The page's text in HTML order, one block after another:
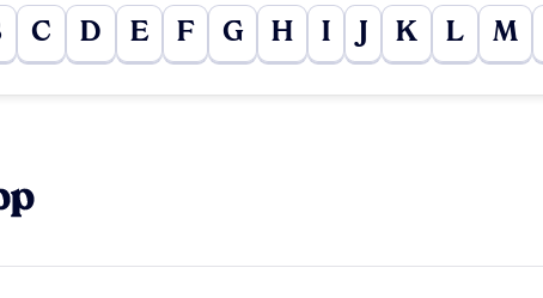
C D E F G H I J K L M